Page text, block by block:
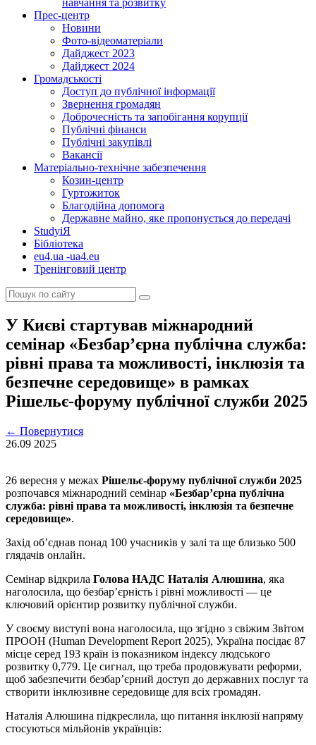
навчання та розвитку
Прес-центр
Новини
Фото-відеоматеріали
Дайджест 2023
Дайджест 2024
Громадськості
Доступ до публічної інформації
Звернення громадян
Доброчесність та запобігання корупції
Публічні фінанси
Публічні закупівлі
Вакансії
Матеріально-технічне забезпечення
Козин-центр
Гуртожиток
Благодійна допомога
Державне майно, яке пропонується до передачі
StudyіЯ
Бібліотека
eu4.ua -ua4.eu
Тренінговий центр
У Києві стартував міжнародний
семінар «Безбарʼєрна публічна служба:
рівні права та можливості, інклюзія та
безпечне середовище» в рамках
Рішельє-форуму публічної служби 2025
← Повернутися
26.09 2025
26 вересня у межах Рішельє-форуму публічної служби 2025
розпочався міжнародний семінар «Безбар’єрна публічна
служба: рівні права та можливості, інклюзія та безпечне
середовище».
Захід об’єднав понад 100 учасників у залі та ще близько 500
глядачів онлайн.
Семінар відкрила Голова НАДС Наталія Алюшина, яка
наголосила, що безбар’єрність і рівні можливості — це
ключовий орієнтир розвитку публічної служби.
У своєму виступі вона наголосила, що згідно з свіжим Звітом
ПРООН (Human Development Report 2025), Україна посідає 87
місце серед 193 країн із показником індексу людського
розвитку 0,779. Це сигнал, що треба продовжувати реформи,
щоб забезпечити безбар’єрний доступ до державних послуг та
створити інклюзивне середовище для всіх громадян.
Наталія Алюшина підкреслила, що питання інклюзії напряму
стосуються мільйонів українців: